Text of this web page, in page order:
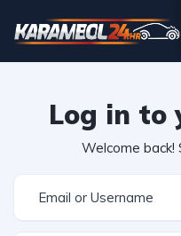
Log in to
Welcome back!